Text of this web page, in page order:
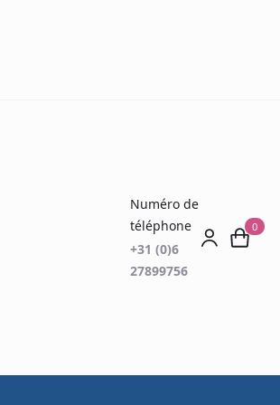
Numéro de
téléphone
+31 (0)6
27899756
0